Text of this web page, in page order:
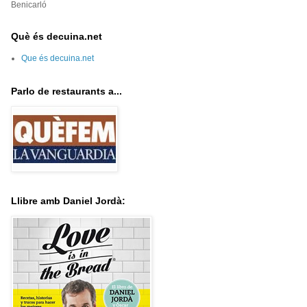
Benicarló
Què és decuina.net
Que és decuina.net
Parlo de restaurants a...
Llibre amb Daniel Jordà: